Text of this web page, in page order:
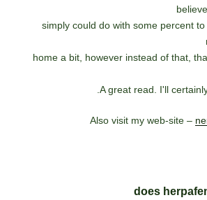
simply could do with some percent
home a bit, however instead of that,
A great read. I'll
Also visit my web-site –
does